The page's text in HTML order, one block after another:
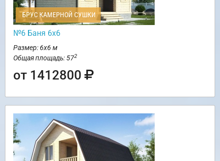
БРУС КАМЕРНОЙ СУШКИ
№6 Баня 6х6
Размер: 6х6 м
Общая площадь: 572
от 1412800